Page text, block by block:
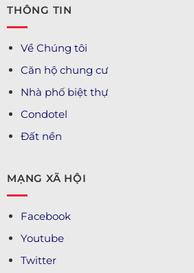
THÔNG TIN
Về Chúng tôi
Căn hộ chung cư
Nhà phố biệt thự
Condotel
Đất nền
MẠNG XÃ HỘI
Facebook
Youtube
Twitter